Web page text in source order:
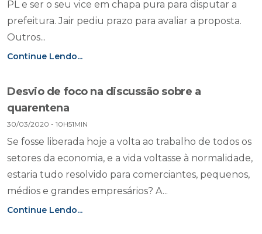
PL e ser o seu vice em chapa pura para disputar a
prefeitura. Jair pediu prazo para avaliar a proposta.
Outros...
Continue Lendo...
Desvio de foco na discussão sobre a
quarentena
30/03/2020 - 10H51MIN
Se fosse liberada hoje a volta ao trabalho de todos os
setores da economia, e a vida voltasse à normalidade,
estaria tudo resolvido para comerciantes, pequenos,
médios e grandes empresários? A...
Continue Lendo...